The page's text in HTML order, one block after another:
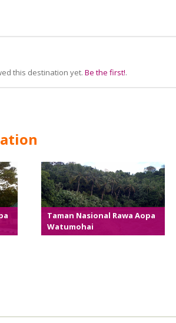
this destination yet. Be the first!.
Taman Nasional Rawa Aopa
Watumohai